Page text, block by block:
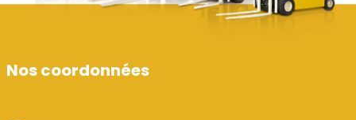
Nos coordonnées